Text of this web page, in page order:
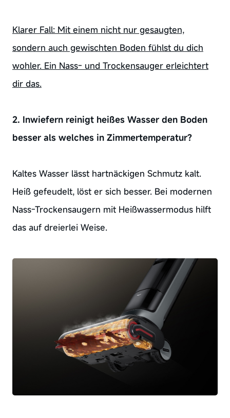
Klarer Fall: Mit einem nicht nur gesaugten,
sondern auch gewischten Boden fühlst du dich
wohler. Ein Nass- und Trockensauger erleichtert
dir das.
2. Inwiefern reinigt heißes Wasser den Boden
besser als welches in Zimmertemperatur?
Kaltes Wasser lässt hartnäckigen Schmutz kalt.
Heiß gefeudelt, löst er sich besser. Bei modernen
Nass-Trockensaugern mit Heißwassermodus hilft
das auf dreierlei Weise.